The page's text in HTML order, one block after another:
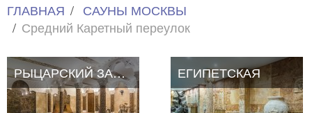
ГЛАВНАЯ
САУНЫ МОСКВЫ
Средний Каретный переулок
РЫЦАРСКИЙ ЗАМОК
РЫЦАРСКИЙ ЗАМОК ЕГИПЕТСКАЯ